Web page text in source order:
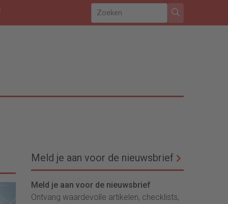
Meld je aan voor de nieuwsbrief
Meld je aan voor de nieuwsbrief
Ontvang waardevolle artikelen, checklists,